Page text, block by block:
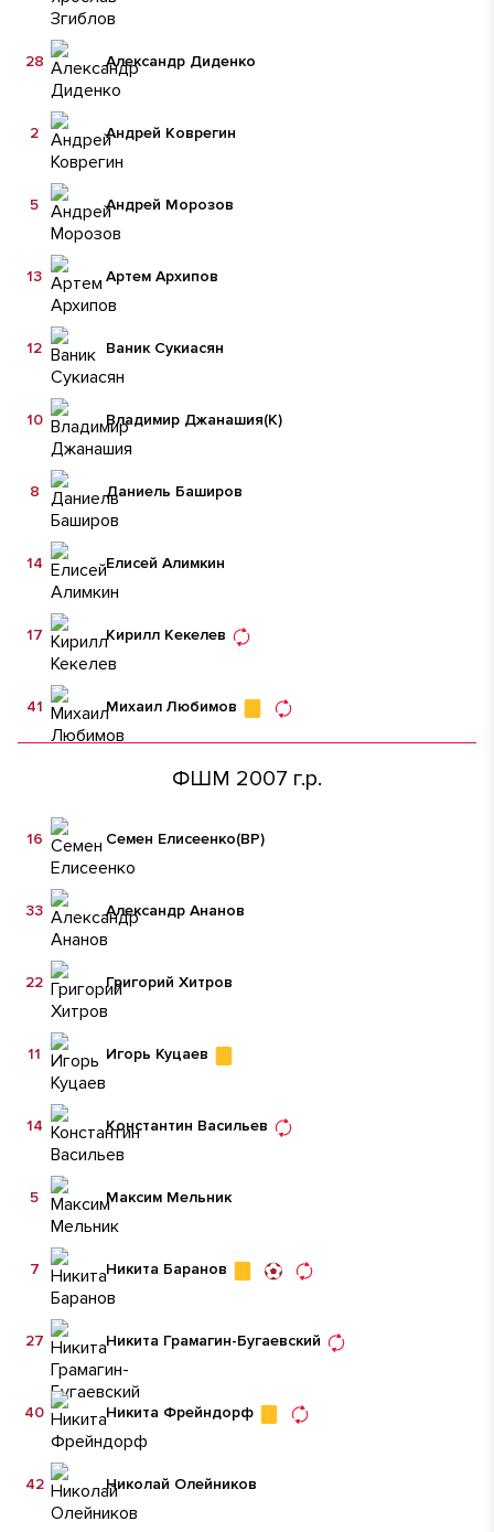
Александр Диденко
28
Андрей Коврегин
2
Андрей Морозов
5
Артем Архипов
13
Ваник Сукиасян
12
Владимир Джанашия(К)
10
Даниель Баширов
8
Елисей Алимкин
14
Кирилл Кекелев
17
Михаил Любимов
41
ФШМ 2007 г.р.
Семен Елисеенко(ВР)
16
Александр Ананов
33
Григорий Хитров
22
Игорь Куцаев
11
Константин Васильев
14
Максим Мельник
5
Никита Баранов
7
Никита Грамагин-Бугаевский
27
Никита Фрейндорф
40
Николай Олейников
42